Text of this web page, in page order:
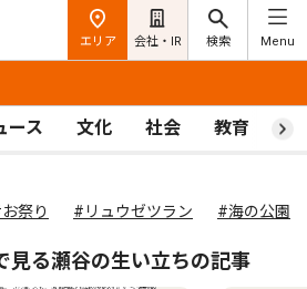
エリア 会社・IR 検索 Menu
ース 文化 社会 教育 ス
祭り #リュウゼツラン #海の公園
見る瀬谷の生い立ちの記事